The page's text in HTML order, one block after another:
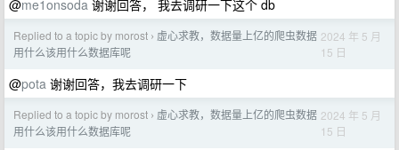
@me1onsoda 谢谢回答， 我去调研一下这个 db
Replied to a topic by morost › 虚心求教，数据量上亿的爬虫数据
用什么该用什么数据库呢
2024 年 5 月
15 日
@pota 谢谢回答，我去调研一下
Replied to a topic by morost › 虚心求教，数据量上亿的爬虫数据
用什么该用什么数据库呢
2024 年 5 月
15 日